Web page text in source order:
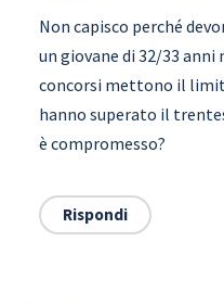
Non capisco perché devono mettere i paletti per l’età
un giovane di 32/33
concorsi mettono il
hanno superato il
è compromesso?
Rispondi